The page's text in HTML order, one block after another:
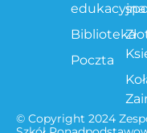
edukacyjna
Biblioteka
Poczta
© Copyright 2024